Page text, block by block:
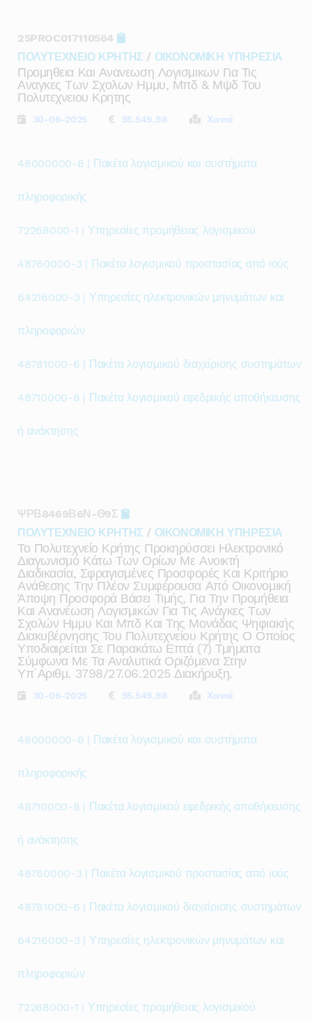
25PROC017110564
ΠΟΛΥΤΕΧΝΕΙΟ ΚΡΗΤΗΣ / ΟΙΚΟΝΟΜΙΚΗ ΥΠΗΡΕΣΙΑ
Προμηθεια Και Ανανεωση Λογισμικων Για Τις
Αναγκες Των Σχολων Ημμυ, Μπδ & Μψδ Του
Πολυτεχνειου Κρητης
30-06-2025 55.549,98 Χανιά
48000000-8 | Πακέτα λογισμικού και συστήματα
πληροφορικής
72268000-1 | Υπηρεσίες προμήθειας λογισμικού
48760000-3 | Πακέτα λογισμικού προστασίας από ιούς
64216000-3 | Υπηρεσίες ηλεκτρονικών μηνυμάτων και
πληροφοριών
48781000-6 | Πακέτα λογισμικού διαχείρισης συστημάτων
48710000-8 | Πακέτα λογισμικού εφεδρικής αποθήκευσης
ή ανάκτησης
ΨΡΒ8469Β6Ν-Θ9Σ
ΠΟΛΥΤΕΧΝΕΙΟ ΚΡΗΤΗΣ / ΟΙΚΟΝΟΜΙΚΗ ΥΠΗΡΕΣΙΑ
Το Πολυτεχνείο Κρήτης Προκηρύσσει Ηλεκτρονικό
Διαγωνισμό Κάτω Των Ορίων Με Ανοικτή
Διαδικασία, Σφραγισμένες Προσφορές Και Κριτήριο
Ανάθεσης Την Πλέον Συμφέρουσα Από Οικονομική
Άποψη Προσφορά Βάσει Τιμής, Για Την Προμήθεια
Και Ανανέωση Λογισμικών Για Τις Ανάγκες Των
Σχολών Ημμυ Και Μπδ Και Της Μονάδας Ψηφιακής
Διακυβέρνησης Του Πολυτεχνείου Κρήτης Ο Οποίος
Υποδιαιρείται Σε Παρακάτω Επτά (7) Τμήματα
Σύμφωνα Με Τα Αναλυτικά Οριζόμενα Στην
Υπ΄αριθμ. 3798/27.06.2025 Διακήρυξη.
30-06-2025 55.549,98 Χανιά
48000000-8 | Πακέτα λογισμικού και συστήματα
πληροφορικής
48710000-8 | Πακέτα λογισμικού εφεδρικής αποθήκευσης
ή ανάκτησης
48760000-3 | Πακέτα λογισμικού προστασίας από ιούς
48781000-6 | Πακέτα λογισμικού διαχείρισης συστημάτων
64216000-3 | Υπηρεσίες ηλεκτρονικών μηνυμάτων και
πληροφοριών
72268000-1 | Υπηρεσίες προμήθειας λογισμικού